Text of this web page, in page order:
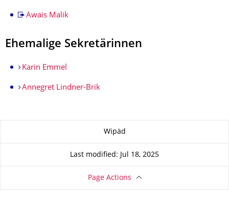
Awais Malik
Ehemalige Sekretärinnen
Karin Emmel
Annegret Lindner-Brik
Wipäd
Last modified: Jul 18, 2025
Page Actions